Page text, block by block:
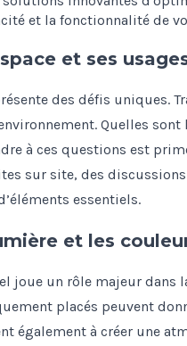
et ses
des défis uniques.
Quelles
à ces questions est
sur site, des
essentiels.
et les
joue un rôle majeur dans
placés peuvent
également à créer une